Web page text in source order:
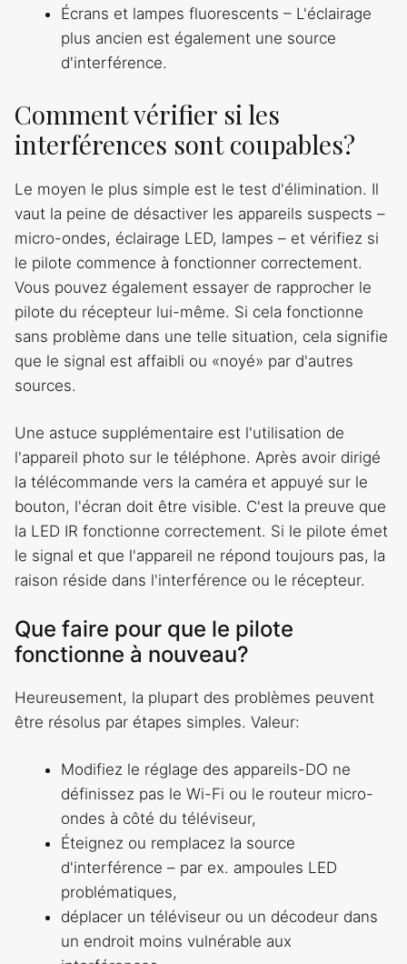
Écrans et lampes fluorescents – L'éclairage
plus ancien est également une source
d'interférence.
Comment vérifier si les
interférences sont coupables?
Le moyen le plus simple est le test d'élimination. Il
vaut la peine de désactiver les appareils suspects –
micro-ondes, éclairage LED, lampes – et vérifiez si
le pilote commence à fonctionner correctement.
Vous pouvez également essayer de rapprocher le
pilote du récepteur lui-même. Si cela fonctionne
sans problème dans une telle situation, cela signifie
que le signal est affaibli ou «noyé» par d'autres
sources.
Une astuce supplémentaire est l'utilisation de
l'appareil photo sur le téléphone. Après avoir dirigé
la télécommande vers la caméra et appuyé sur le
bouton, l'écran doit être visible. C'est la preuve que
la LED IR fonctionne correctement. Si le pilote émet
le signal et que l'appareil ne répond toujours pas, la
raison réside dans l'interférence ou le récepteur.
Que faire pour que le pilote
fonctionne à nouveau?
Heureusement, la plupart des problèmes peuvent
être résolus par étapes simples. Valeur:
Modifiez le réglage des appareils-DO ne
définissez pas le Wi-Fi ou le routeur micro-
ondes à côté du téléviseur,
Éteignez ou remplacez la source
d'interférence – par ex. ampoules LED
problématiques,
déplacer un téléviseur ou un décodeur dans
un endroit moins vulnérable aux